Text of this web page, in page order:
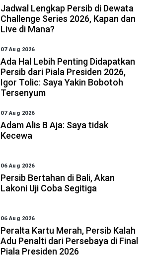
Jadwal Lengkap Persib di Dewata
Challenge Series 2026, Kapan dan
Live di Mana?
07 Aug 2026
Ada Hal Lebih Penting Didapatkan
Persib dari Piala Presiden 2026,
Igor Tolic: Saya Yakin Bobotoh
Tersenyum
07 Aug 2026
Adam Alis B Aja: Saya tidak
Kecewa
06 Aug 2026
Persib Bertahan di Bali, Akan
Lakoni Uji Coba Segitiga
06 Aug 2026
Peralta Kartu Merah, Persib Kalah
Adu Penalti dari Persebaya di Final
Piala Presiden 2026